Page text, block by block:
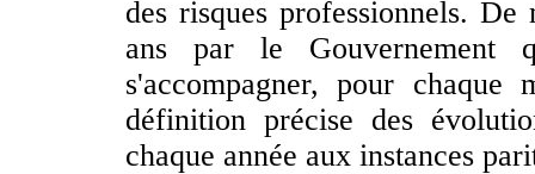
des risques professionnels.
ans par le Gouvernement
s'accompagner, pour
définition précise des
chaque année aux instances